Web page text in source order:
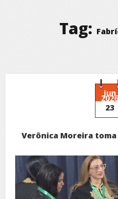
Tag:
jun
2026
23
Verônica Moreira toma